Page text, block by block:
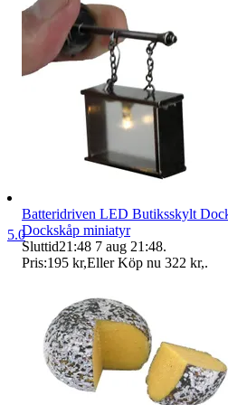
5.0
Batteridriven LED Butiksskylt
Dockskåp miniatyr
Sluttid21:48 7 aug 21:48.
Pris:195 kr,Eller Köp nu 322 kr,.